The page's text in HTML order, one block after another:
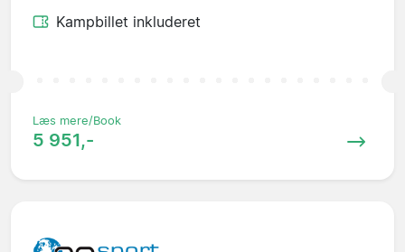
Kampbillet inkluderet
Læs mere/Book
5 951,-